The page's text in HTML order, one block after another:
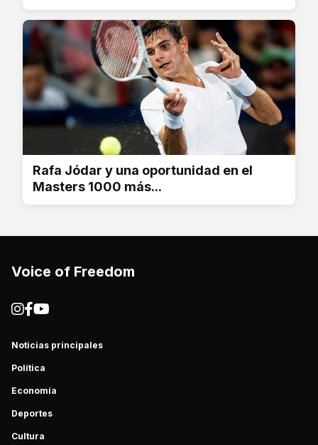
Rafa Jódar y una oportunidad en el
Masters 1000 más...
Voice of Freedom
Noticias principales
Política
Economía
Deportes
Cultura